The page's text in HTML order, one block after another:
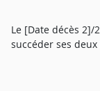
Le [Date décès
succéder ses